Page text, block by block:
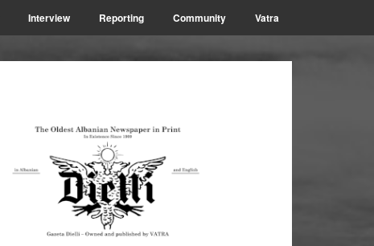
Interview Reporting Community Vatra